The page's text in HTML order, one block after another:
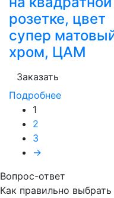
розетке, цвет
супер
хром, ЦАМ
Заказать
Подробнее
1
2
3
→
Вопрос-ответ
Как правильно